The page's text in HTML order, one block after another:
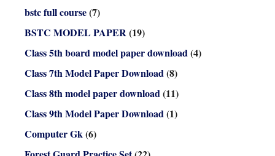
bstc full course(7)
BSTC MODEL PAPER(19)
Class 5th board model paper download(4)
Class 7th Model Paper Download(8)
Class 8th model paper download(11)
Class 9th Model Paper Download(1)
Computer Gk(6)